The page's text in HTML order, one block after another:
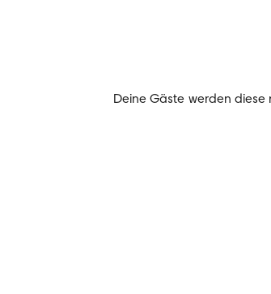
Deine Gäste werden